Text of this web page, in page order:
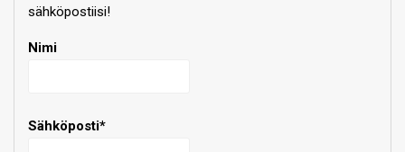
sähköpostiisi!
Nimi
Sähköposti*